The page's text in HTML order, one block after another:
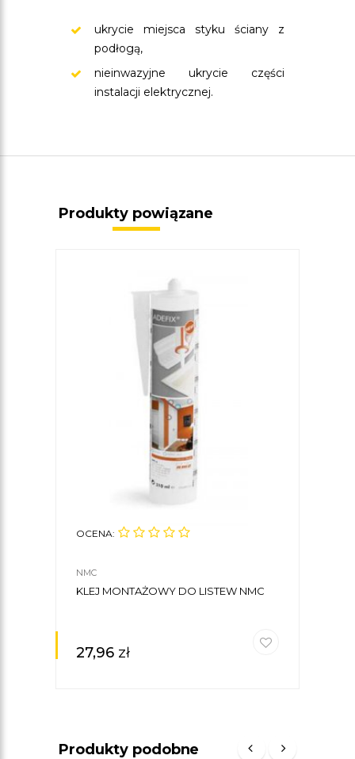
ukrycie miejsca styku ściany z
podłogą,
nieinwazyjne ukrycie części
instalacji elektrycznej.
Produkty powiązane
OCENA:
NMC
KLEJ MONTAŻOWY DO LISTEW NMC
27,96 zł
Produkty podobne